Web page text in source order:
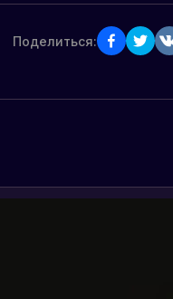
Поделиться: